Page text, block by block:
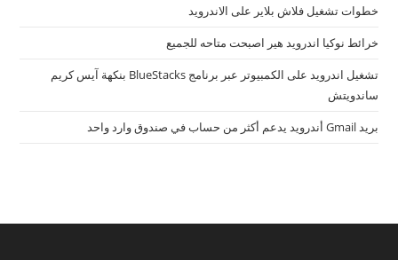
خطوات تشغيل فلاش بلاير على الاندرويد
خرائط نوكيا اندرويد هير اصبحت متاحه للجميع
تشغيل اندرويد على الكمبيوتر عبر برنامج BlueStacks بنكهة آيس كريم
ساندويتش
بريد Gmail أندرويد يدعم أكثر من حساب في صندوق وارد واحد